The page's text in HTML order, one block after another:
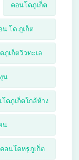
คอนโดภูเก็ต
น โด ภูเก็ต
ภูเก็ตวิวทะเล
น
ดภูเก็ตใกล้ห้าง
น
คอนโดหรูภูเก็ต